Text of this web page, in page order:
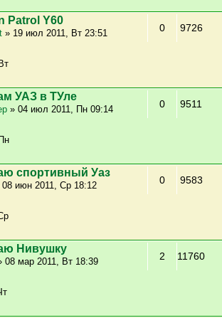
Patrol Y60
» 19 июл 2011, Вт 23:51 0 9726
УАЗ в ТУле
» 04 июл 2011, Пн 09:14 0 9511
спортивный Уаз
июн 2011, Ср 18:12 0 9583
Нивушку
08 мар 2011, Вт 18:39 2 11760